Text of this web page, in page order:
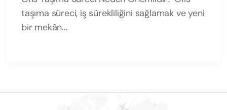
taşıma süreci, iş sürekliliğini sağlamak ve yeni
bir mekân...